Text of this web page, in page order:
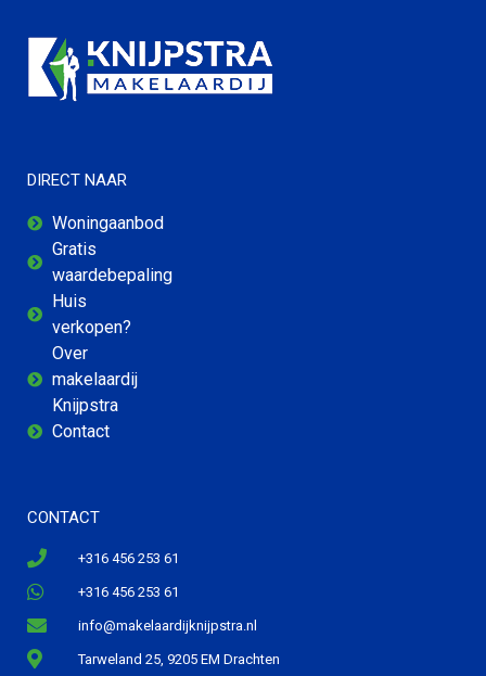
DIRECT NAAR
Woningaanbod
Gratis
waardebepaling
Huis
verkopen?
Over
makelaardij
Knijpstra
Contact
CONTACT
+316 456 253 61
+316 456 253 61
info@makelaardijknijpstra.nl
Tarweland 25, 9205 EM Drachten